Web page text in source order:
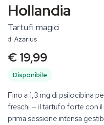
Hollandia
Tartufi magici
di Azarius
€ 19,99
Disponibile
Fino a 1,3 mg di psilocibina
freschi — il tartufo forte con
prima sessione intensa